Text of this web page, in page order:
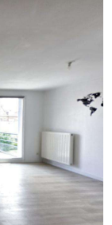
masquées]
ce bien est
Géorisques :